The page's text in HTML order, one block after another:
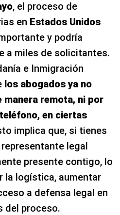
, el proceso de
en Estados Unidos
y podría
a miles de solicitantes.
e Inmigración
los abogados ya no
remota, ni por
en ciertas
implica que, si tienes
legal
presente contigo, lo
la logística, aumentar
a defensa legal en
del proceso.